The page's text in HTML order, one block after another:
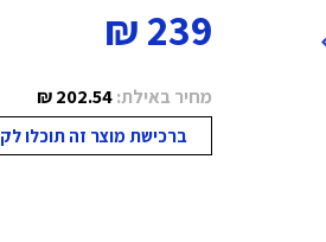
239 ₪
מחיר באילת:202.54 ₪
ברכישת מוצר זה תוכלו לקבל עד 239